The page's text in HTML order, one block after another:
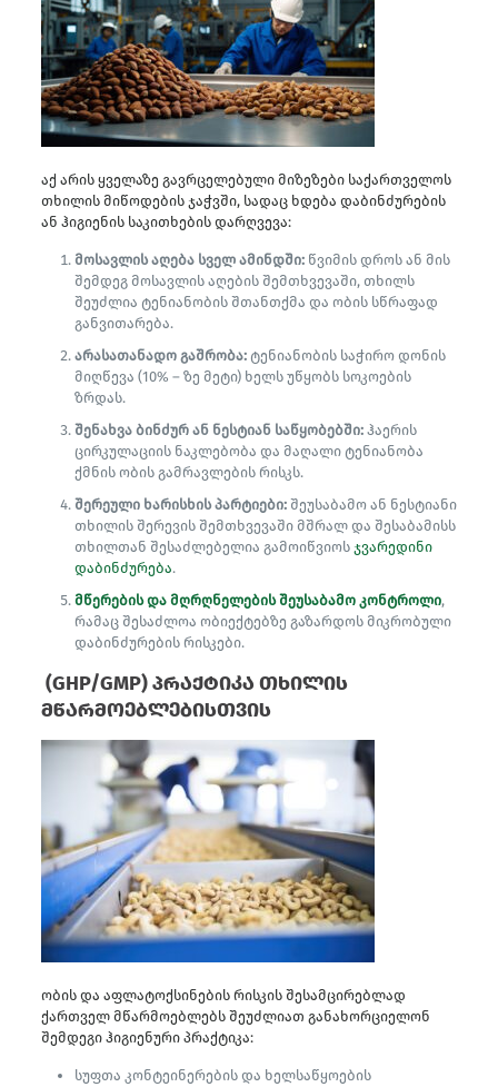
აქ არის ყველაზე გავრცელებული მიზეზები საქართველოს
თხილის მიწოდების ჯაჭვში, სადაც ხდება დაბინძურების
ან ჰიგიენის საკითხების დარღვევა:
მოსავლის აღება სველ ამინდში:წვიმის დროს ან მის
შემდეგ მოსავლის აღების შემთხვევაში, თხილს
შეუძლია ტენიანობის შთანთქმა და ობის სწრაფად
განვითარება.
არასათანადო გაშრობა:ტენიანობის საჭირო დონის
მიღწევა (10% – ზე მეტი) ხელს უწყობს სოკოების
ზრდას.
შენახვა ბინძურ ან ნესტიან საწყობებში:ჰაერის
ცირკულაციის ნაკლებობა და მაღალი ტენიანობა
ქმნის ობის გამრავლების რისკს.
შერეული ხარისხის პარტიები:შეუსაბამო ან ნესტიანი
თხილის შერევის შემთხვევაში მშრალ და შესაბამისს
თხილთან შესაძლებელია გამოიწვიოს ჯვარედინი
დაბინძურება.
მწერების და მღრღნელების შეუსაბამო კონტროლი,
რამაც შესაძლოა ობიექტებზე გაზარდოს მიკრობული
დაბინძურების რისკები.
(GHP/GMP) პრაქტიკა თხილის
მწარმოებლებისთვის
ობის და აფლატოქსინების რისკის შესამცირებლად
ქართველ მწარმოებლებს შეუძლიათ განახორციელონ
შემდეგი ჰიგიენური პრაქტიკა:
სუფთა კონტეინერების და ხელსაწყოების